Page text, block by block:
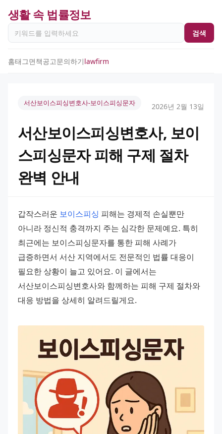
생활 속 법률정보
검색
홈태그면책공고문의하기lawfirm
서산보이스피싱변호사-보이스피싱문자 2026년 2월 13일
서산보이스피싱변호사, 보이
스피싱문자 피해 구제 절차
완벽 안내
갑작스러운 보이스피싱 피해는 경제적 손실뿐만
아니라 정신적 충격까지 주는 심각한 문제예요. 특히
최근에는 보이스피싱문자를 통한 피해 사례가
급증하면서 서산 지역에서도 전문적인 법률 대응이
필요한 상황이 늘고 있어요. 이 글에서는
서산보이스피싱변호사와 함께하는 피해 구제 절차와
대응 방법을 상세히 알려드릴게요.